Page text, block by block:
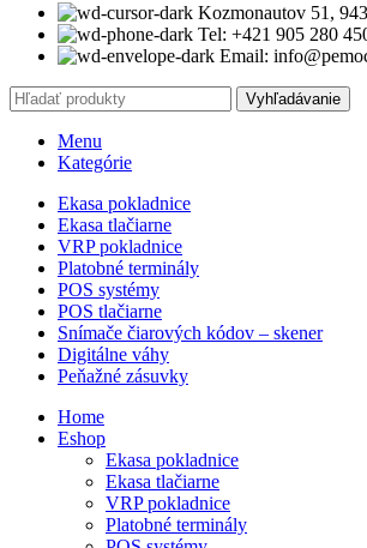
Kozmonautov 51,
Tel: +421 905 280
Email:
Vyhľadávanie
Menu
Kategórie
Ekasa pokladnice
Ekasa tlačiarne
VRP pokladnice
Platobné terminály
POS systémy
POS tlačiarne
Snímače čiarových kódov – skener
Digitálne váhy
Peňažné zásuvky
Home
Eshop
Ekasa pokladnice
Ekasa tlačiarne
VRP pokladnice
Platobné terminály